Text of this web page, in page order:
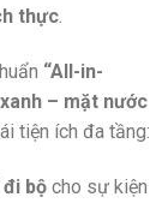
thực.
“All-in-
– mặt nước
tiện ích đa tầng:
bộcho sự kiện